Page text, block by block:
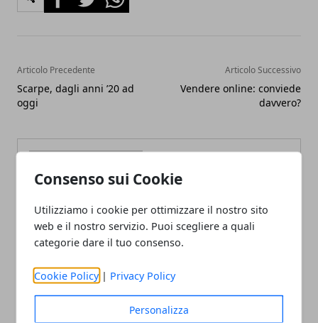
Consenso sui Cookie
Utilizziamo i cookie per ottimizzare il nostro sito
web e il nostro servizio. Puoi scegliere a quali
categorie dare il tuo consenso.
Cookie Policy | Privacy Policy
Personalizza
Articolo Precedente
Scarpe, dagli anni ’20 ad
oggi
Articolo Successivo
Vendere online: conviede
davvero?
Redazione